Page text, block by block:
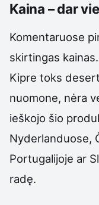
Kaina – dar
Komentaruose
skirtingas
Kipre toks
nuomone, nėra
ieškojo šio
Nyderlanduose,
Portugalijoje ar
radę.